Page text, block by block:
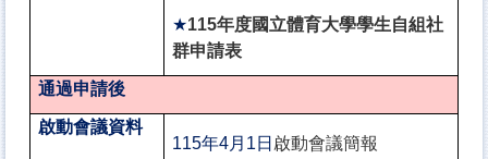
★115年度國立體育大學學生自組社
群申請表
通過申請後
啟動會議資料
115年4月1日 啟動會議簡報